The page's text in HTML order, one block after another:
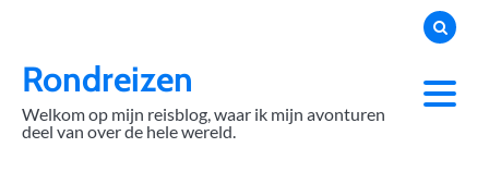
contentRondreizen
Welkom op mijn reisblog, waar ik mijn avonturen
deel van over de hele wereld.